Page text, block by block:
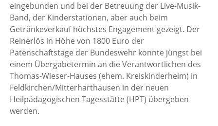
eingebunden und bei der Betreuung der Live-Musik-
Band, der Kinderstationen, aber auch beim
Getränkeverkauf höchstes Engagement gezeigt. Der
Reinerlös in Höhe von 1800 Euro der
Patenschaftstage der Bundeswehr konnte jüngst bei
einem Übergabetermin an die Verantwortlichen des
Thomas-Wieser-Hauses (ehem. Kreiskinderheim) in
Feldkirchen/Mitterharthausen in der neuen
Heilpädagogischen Tagesstätte (HPT) übergeben
werden.